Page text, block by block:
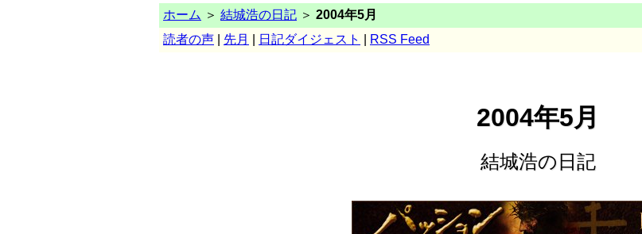
ホーム ＞ 結城浩の日記 ＞ 2004年5月
読者の声
先月 日記ダイジェスト RSS Feed
2004年5月
結城浩の日記